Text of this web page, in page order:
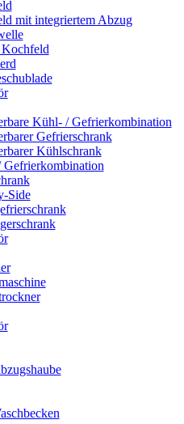
mit integriertem Abzug
Kühl- / Gefrierkombination
Gefrierschrank
Kühlschrank
Side